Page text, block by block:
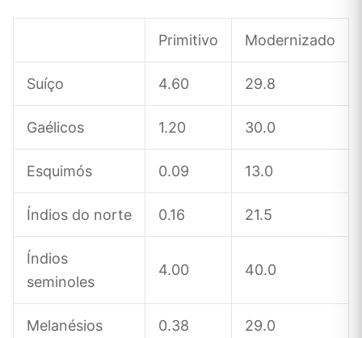
Primitivo Modernizado
Suíço 4.60 29.8
Gaélicos 1.20 30.0
Esquimós 0.09 13.0
Índios do norte 0.16 21.5
Índios
seminoles
4.00 40.0
Melanésios 0.38 29.0